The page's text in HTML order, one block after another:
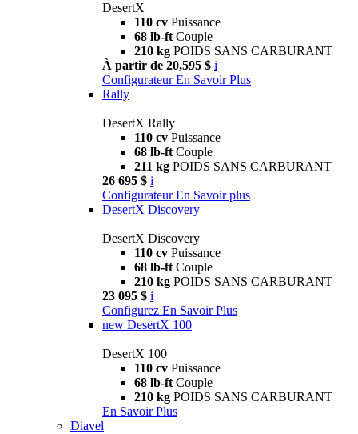
DesertX
110 cv Puissance
68 lb-ft Couple
210 kg POIDS SANS CARBURANT
À partir de 20,595 $ i
Configurateur En Savoir Plus
Rally
DesertX Rally
110 cv Puissance
68 lb-ft Couple
211 kg POIDS SANS CARBURANT
26 695 $ i
Configurateur En Savoir plus
DesertX Discovery
DesertX Discovery
110 cv Puissance
68 lb-ft Couple
210 kg POIDS SANS CARBURANT
23 095 $ i
Configurez En Savoir Plus
new DesertX 100
DesertX 100
110 cv Puissance
68 lb-ft Couple
210 kg POIDS SANS CARBURANT
En Savoir Plus
Diavel